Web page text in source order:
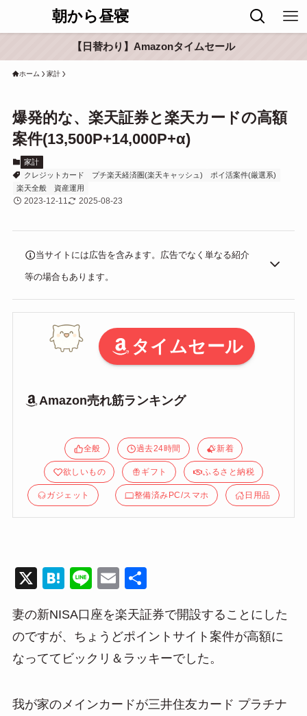
朝から昼寝
【日替わり】Amazonタイムセール
ホーム 家計
爆発的な、楽天証券と楽天カードの高額
案件(13,500P+14,000P+α)
家計
クレジットカード
プチ楽天経済圏(楽天キャッシュ)
ポイ活案件(厳選系)
楽天全般
資産運用
2023-12-11 2025-08-23
当サイトには広告を含みます。広告でなく単なる紹介
等の場合もあります。
タイムセール
Amazon売れ筋ランキング
全般 過去24時間 新着
欲しいもの ギフト ふるさと納税
ガジェット 整備済みPC/スマホ 日用品
X
H
e
n
a
Li
e
E
ail
妻の新NISA口座を楽天証券で開設することにした
のですが、ちょうどポイントサイト案件が高額に
なっててビックリ＆ラッキーでした。
我が家のメインカードが三井住友カード プラチナ